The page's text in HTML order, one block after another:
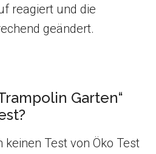
reagiert und die
geändert.
Garten“
keinen Test von Öko Test